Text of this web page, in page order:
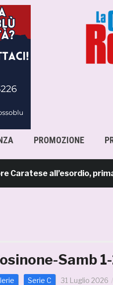
PROMOZIONE
all’esordio, prima
Samb 1-
Serie C 31 Luglio 2026